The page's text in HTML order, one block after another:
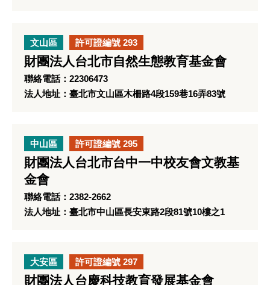
文山區 許可證編號 293
財團法人台北市自然生態教育基金會
聯絡電話：22306473
法人地址：臺北市文山區木柵路4段159巷16弄83號
中山區 許可證編號 295
財團法人台北市台中一中校友會文教基
金會
聯絡電話：2382-2662
法人地址：臺北市中山區長安東路2段81號10樓之1
大安區 許可證編號 297
財團法人台慶科技教育發展基金會